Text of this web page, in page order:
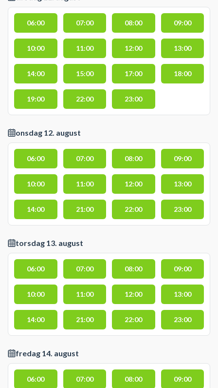
06:00 07:00 08:00 09:00
10:00 11:00 12:00 13:00
14:00 15:00 17:00 18:00
19:00 22:00 23:00
onsdag 12. august
06:00 07:00 08:00 09:00
10:00 11:00 12:00 13:00
14:00 21:00 22:00 23:00
torsdag 13. august
06:00 07:00 08:00 09:00
10:00 11:00 12:00 13:00
14:00 21:00 22:00 23:00
fredag 14. august
06:00 07:00 08:00 09:00